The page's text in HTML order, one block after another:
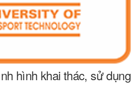
hình khai thác, sử dụng